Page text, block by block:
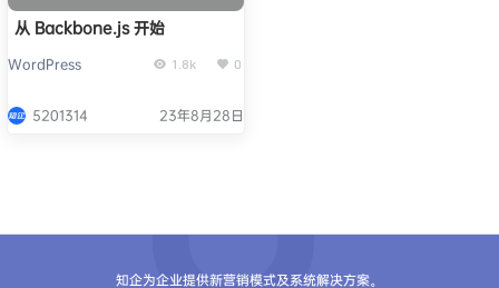
从 Backbone.js 开始
WordPress 1.8k 0
5201314 23年8月28日
知企为企业提供新营销模式及系统解决方案。